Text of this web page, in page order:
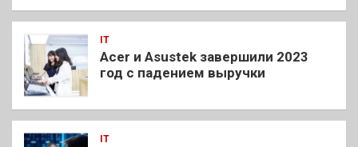
IT
Acer и Asustek завершили 2023
год с падением выручки
IT